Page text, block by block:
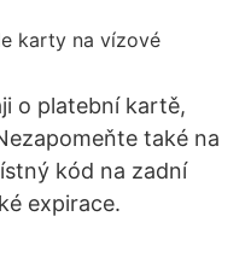
o platební kartě,
také na
kód na zadní
expirace.